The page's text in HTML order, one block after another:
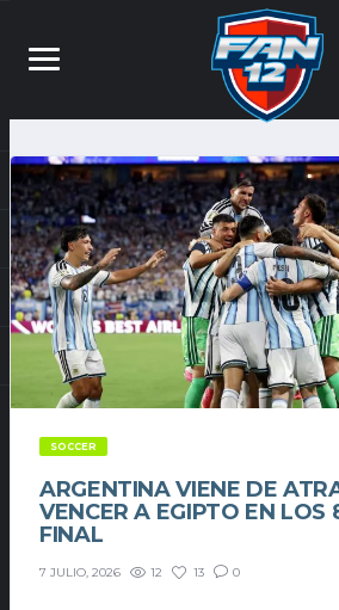
SOCCER
ARGENTINA VIENE DE
VENCER A EGIPTO EN LOS
FINAL
7 JULIO, 2026 12 13 0